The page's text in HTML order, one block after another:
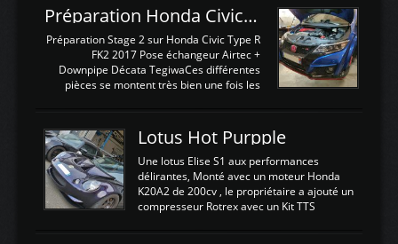
d'envoyer l'information de la large bande
dans le boitier. sydney sweeney deepfake
La sortie 0-5V de l'afr sera connectée sur
l'entrée AN Volt 8 et GndAN pour
Analogique, et Volt car l'information est une
tension (Pas une résistance variable d'un
est temps de brancher le ...
Préparation Honda Civic Type R FK2
Préparation Stage 2 sur Honda Civic Type R
FK2 2017 Pose échangeur Airtec +
Downpipe Décata TegiwaCes différentes
pièces se montent très bien une fois les
légere découpe du plastique inferieur,
negénant en rien la structure ou le
fonctionnement du fond plat. Une
reprogrammation Stage 2 est faite sur le
calculateur d'origine. Une alternative
économique au passage sur Hondata
d'origine 310cv et 400Nn , Une fois
Lotus Hot Purpple
Une lotus Elise S1 aux performances
délirantes, Monté avec un moteur Honda
K20A2 de 200cv , le propriétaire a ajouté un
compresseur Rotrex avec un Kit TTS